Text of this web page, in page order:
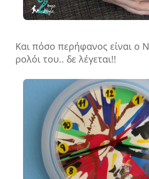
Και πόσο περήφανος είναι ο
ρολόι του.. δε λέγεται!!